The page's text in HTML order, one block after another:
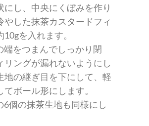
にし、中央にくぼみを作り
やした抹茶カスタードフィ
10gを入れます。
端をつまんでしっかり閉
リングが漏れないようにし
地の継ぎ目を下にして、軽
てボール形にします。
6個の抹茶生地も同様にし